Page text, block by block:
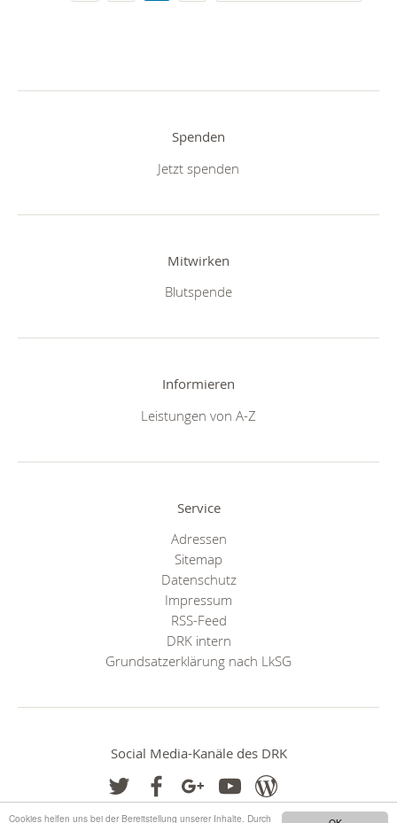
Cookies helfen uns bei der Bereitstellung unserer Inhalte. Durch
Spenden
Jetzt spenden
Mitwirken
Blutspende
Informieren
Leistungen von A-Z
Service
Adressen
Sitemap
Datenschutz
Impressum
RSS-Feed
DRK intern
Grundsatzerklärung nach LkSG
Social Media-Kanäle des DRK